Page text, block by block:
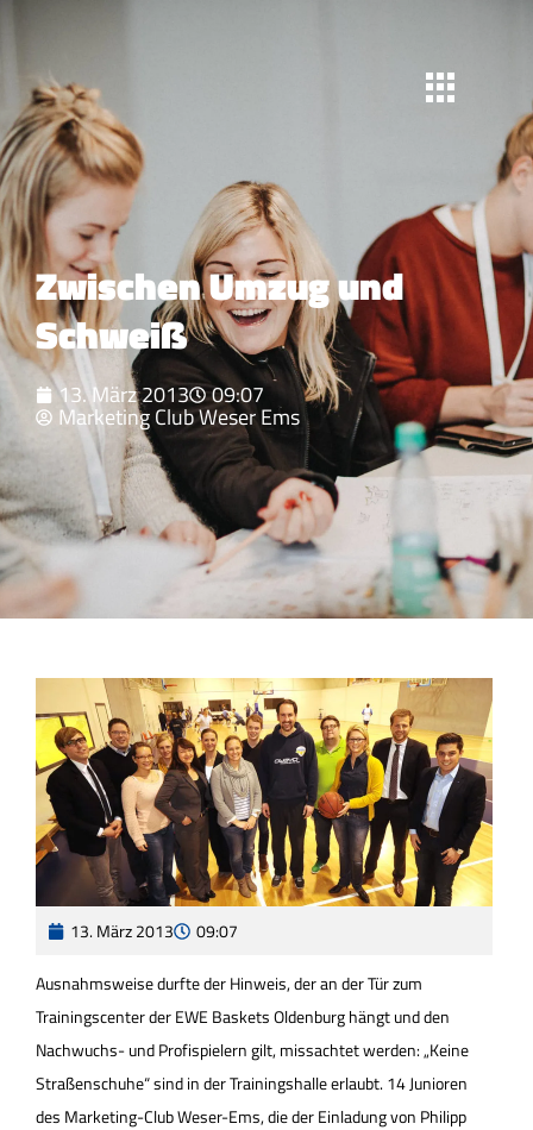
Zwischen Umzug und
Schweiß
13. März 2013 09:07
Marketing Club Weser Ems
13. März 2013 09:07
Ausnahmsweise durfte der Hinweis, der an der Tür zum
Trainingscenter der EWE Baskets Oldenburg hängt und den
Nachwuchs- und Profispielern gilt, missachtet werden: „Keine
Straßenschuhe“ sind in der Trainingshalle erlaubt. 14 Junioren
des Marketing-Club Weser-Ems, die der Einladung von Philipp